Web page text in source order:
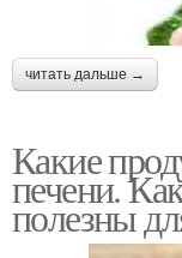
читать дальше →
Какие
печени.
полезны